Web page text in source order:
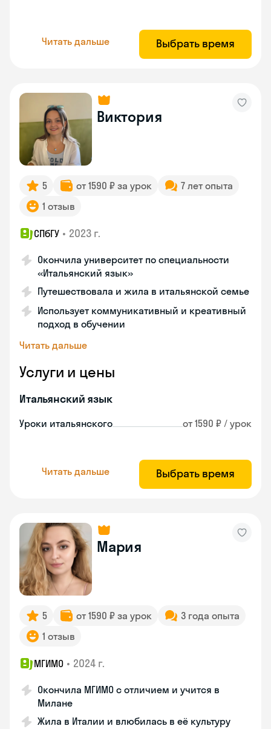
Читать дальше Выбрать время
Виктория
5 от 1590 ₽ за урок
7 лет опыта
1 отзыв
СПбГУ • 2023 г.
Окончила университет по специальности
«Итальянский язык»
Путешествовала и жила в итальянской семье
Использует коммуникативный и креативный
подход в обучении
Читать дальше
Услуги и цены
Итальянский язык
Уроки итальянского от 1590 ₽ / урок
Читать дальше Выбрать время
Мария
5 от 1590 ₽ за урок
3 года опыта
1 отзыв
МГИМО • 2024 г.
Окончила МГИМО с отличием и учится в
Милане
Жила в Италии и влюбилась в её культуру